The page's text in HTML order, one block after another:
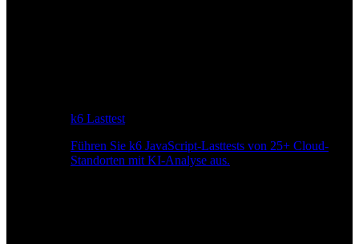
k6 Lasttest
Führen Sie k6 JavaScript-Lasttests von 25+ Cloud-
Standorten mit KI-Analyse aus.